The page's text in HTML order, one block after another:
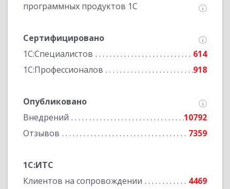
программных продуктов 1С
Сертифицировано
1С:Специалистов
614
1С:Профессионалов
918
Опубликовано
Внедрений
10792
Отзывов
7359
1С:ИТС
Клиентов на сопровождении
4469